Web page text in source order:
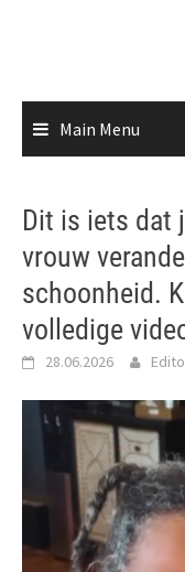
Main Menu
Dit is iets dat
vrouw
schoonheid.
volledige
28.06.2026